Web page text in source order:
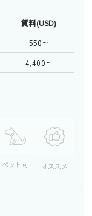
賃料(USD)
550～
4,400～
ペット可 オススメ